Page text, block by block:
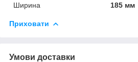
Ширина
185 мм
Приховати
Умови доставки